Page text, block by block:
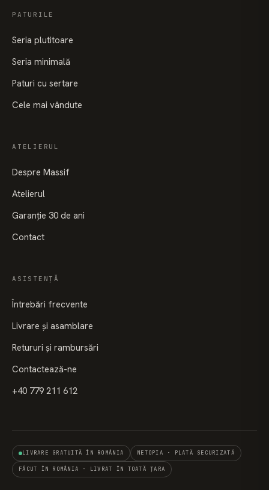
PATURILE
Seria plutitoare
Seria minimală
Paturi cu sertare
Cele mai vândute
ATELIERUL
Despre Massif
Atelierul
Garanție 30 de ani
Contact
ASISTENȚĂ
Întrebări frecvente
Livrare și asamblare
Retururi și rambursări
Contactează-ne
+40 779 211 612
LIVRARE GRATUITĂ ÎN ROMÂNIA NETOPIA · PLATĂ SECURIZATĂ
FĂCUT ÎN ROMÂNIA · LIVRAT ÎN TOATĂ ȚARA